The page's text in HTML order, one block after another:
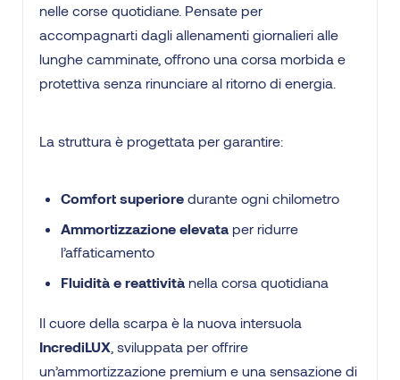
nelle corse quotidiane. Pensate per
accompagnarti dagli allenamenti giornalieri alle
lunghe camminate, offrono una corsa morbida e
protettiva senza rinunciare al ritorno di energia.
La struttura è progettata per garantire:
Comfort superiore durante ogni chilometro
Ammortizzazione elevata per ridurre
l’affaticamento
Fluidità e reattività nella corsa quotidiana
Il cuore della scarpa è la nuova intersuola
IncrediLUX , sviluppata per offrire
un’ammortizzazione premium e una sensazione di